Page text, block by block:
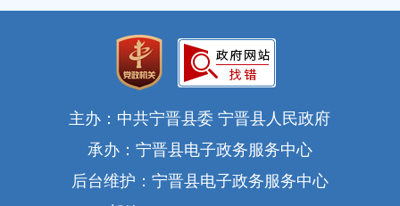
主办：中共宁晋县委 宁晋县人民政府
承办：宁晋县电子政务服务中心
后台维护：宁晋县电子政务服务中心